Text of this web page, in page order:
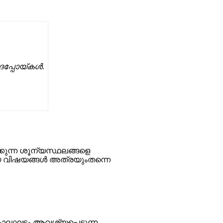
.
ശൂന്യസ്ഥലങ്ങളെ
വിഷയങ്ങള്‍ അത്രയുംതന്നെ